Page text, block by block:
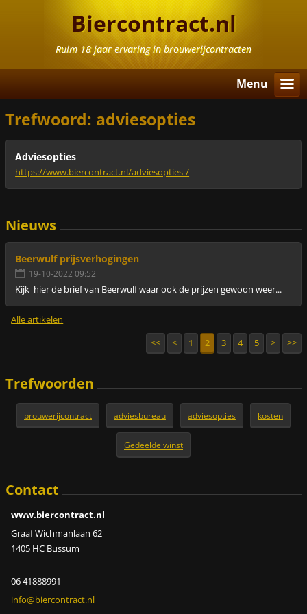
Biercontract.nl
Ruim 18 jaar ervaring in brouwerijcontracten
Menu
Trefwoord: adviesopties
Adviesopties
https://www.biercontract.nl/adviesopties-/
Nieuws
Beerwulf prijsverhogingen
19-10-2022 09:52
Kijk hier de brief van Beerwulf waar ook de prijzen gewoon weer...
Alle artikelen
<<
< 1 2 3 4 5 > >>
Trefwoorden
brouwerijcontract adviesbureau adviesopties kosten
Gedeelde winst
Contact
www.biercontract.nl
Graaf Wichmanlaan 62
1405 HC Bussum
06 41888991
info@biercontract.nl